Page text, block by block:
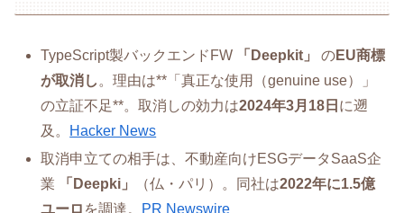
TypeScript製バックエンドFW 「Deepkit」 のEU商標
が取消し 。理由は**「真正な使用（genuine use）」
の立証不足**。取消しの効力は2024年3月18日 に遡
及。
Hacker News
取消申立ての相手は、不動産向けESGデータSaaS企
業
「Deepki」 （仏・パリ）。同社は2022年に1.5億
ユーロ を調達。
PR Newswire